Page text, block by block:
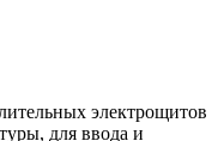
электрощитов
для ввода и